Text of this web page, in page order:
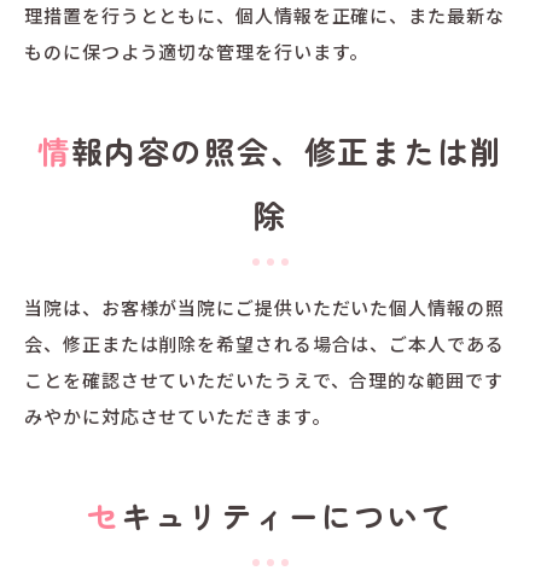
理措置を行うとともに、個人情報を正確に、また最新な
ものに保つよう適切な管理を行います。
情報内容の照会、修正または削
除
当院は、お客様が当院にご提供いただいた個人情報の照
会、修正または削除を希望される場合は、ご本人である
ことを確認させていただいたうえで、合理的な範囲です
みやかに対応させていただきます。
セキュリティーについて